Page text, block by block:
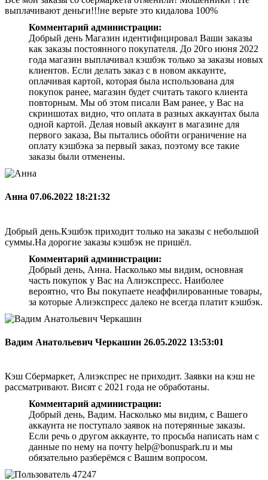
выплачивают деньги!!!не верьте это кидалова 100%
Комментарий администрации:
Добрый день Магазин идентифицировал Ваши заказы
как заказы постоянного покупателя. До 20го июня 2022
года магазин выплачивал кэшбэк только за заказы новых
клиентов. Если делать заказ с в новом аккаунте,
оплачивая картой, которая была использована для
покупок ранее, магазин будет считать такого клиента
повторным. Мы об этом писали Вам ранее, у Вас на
скриншотах видно, что оплата в разных аккаунтах была
одной картой. Делая новый аккаунт в магазине для
первого заказа, Вы пытались обойти ограничение на
оплату кэшбэка за первый заказ, поэтому все такие
заказы были отменены.
Анна 07.06.2022 18:21:32
Добрый день.Кэшбэк приходит только на заказы с небольшой
суммы.На дорогие заказы кэшбэк не пришёл.
Комментарий администрации:
Добрый день, Анна. Насколько мы видим, основная
часть покупок у Вас на Алиэкспресс. Наиболее
вероятно, что Вы покупаете неаффилированные товары,
за которые Алиэкспресс далеко не всегда платит кэшбэк.
Вадим Анатольевич Черкашин 26.05.2022 13:53:01
Кэш Сбермаркет, Алиэкспрес не приходит. Заявки на кэш не
рассматривают. Висят с 2021 года не обработаны.
Комментарий администрации:
Добрый день, Вадим. Насколько мы видим, с Вашего
аккаунта не поступало заявок на потерянные заказы.
Если речь о другом аккаунте, то просьба написать нам с
данные по нему на почту help@bonuspark.ru и мы
обязательно разберёмся с Вашим вопросом.